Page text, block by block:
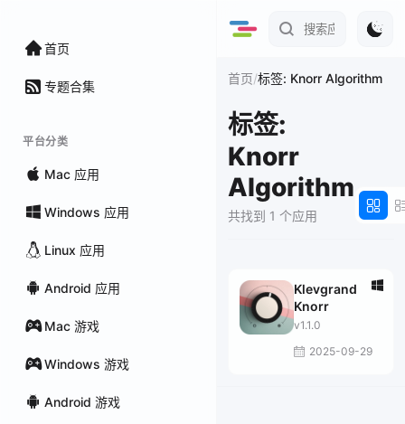
首页
专题合集
平台分类
Mac 应用
Windows 应用
Linux 应用
Android 应用
Mac 游戏
Windows 游戏
Android 游戏
首页/标签: Knorr Algorithm
标签:
Knorr
Algorithm
共找到 1 个应用
Klevgrand
Knorr
v1.1.0
2025-09-29